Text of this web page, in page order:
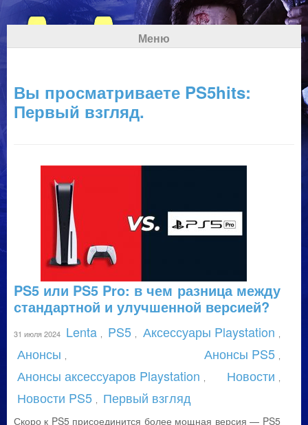
Меню
Вы просматриваете PS5hits:
Первый взгляд.
PS5 или PS5 Pro: в чем разница между
стандартной и улучшенной версией?
31 июля 2024 Lenta PS5 Аксессуары Playstation
Анонсы Анонсы PS5
Анонсы аксессуаров Playstation Новости
Новости PS5 Первый взгляд
Скоро к PS5 присоединится более мощная версия — PS5